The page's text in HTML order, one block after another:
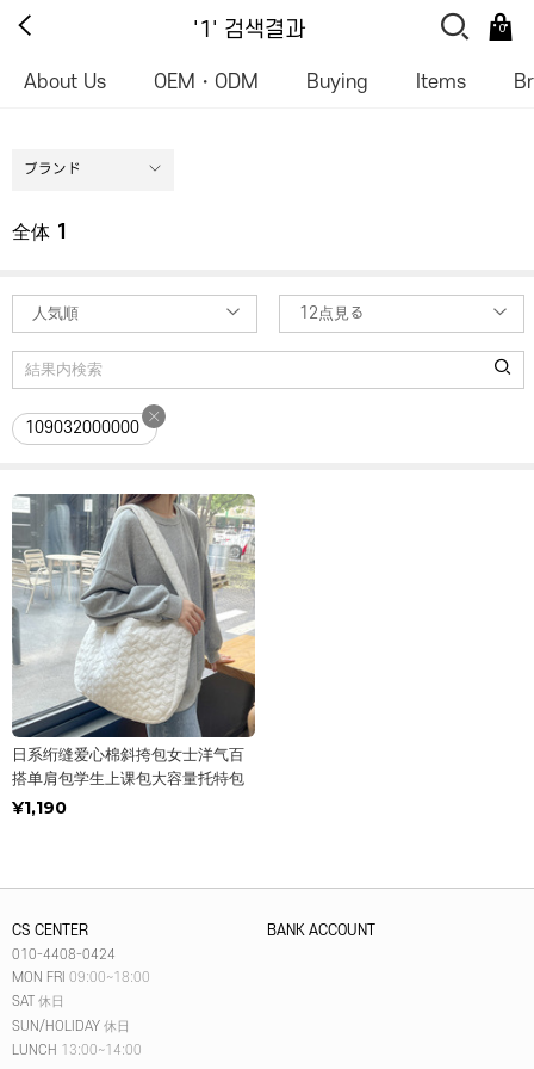
'1' 검색결과 0
About Us OEM・ODM Buying Items
ブランド
全体 1
人気順 12点見る
109032000000
日系绗缝爱心棉斜挎包女士洋气百
搭单肩包学生上课包大容量托特包
¥1,190
CS CENTER
010-4408-0424
MON FRI 09:00~18:00
SAT 休日
SUN/HOLIDAY 休日
LUNCH 13:00~14:00
BANK ACCOUNT